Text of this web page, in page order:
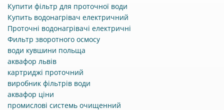
Купити фільтр для проточної води
Купить водонагрівач електричний
Проточні водонагрівачі електричні
Фильтр зворотного осмосу
води кувшини польща
аквафор львів
картриджі проточний
виробник фільтрів води
аквафор ціни
промислові системь очищенний